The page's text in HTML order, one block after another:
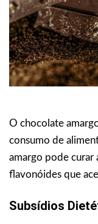
O chocolate
consumo de
amargo pode curar
flavonóides que
Subsídios